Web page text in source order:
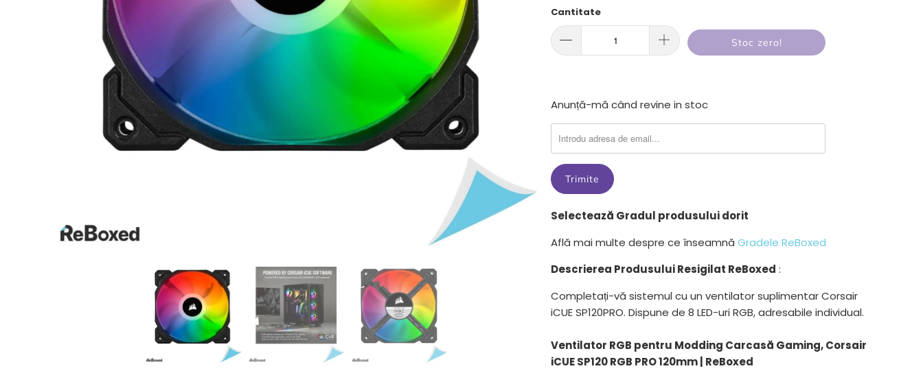
Cantitate
Stoc zero!
Anunta-
cand
produsul
{{
product
devine
{{
}}:
Anunță-mă când revine in stoc
Selectează Gradul produsului dorit
Află mai multe despre ce înseamnă Gradele ReBoxed
Descrierea Produsului Resigilat ReBoxed :
Completați-vă sistemul cu un ventilator suplimentar Corsair
iCUE SP120PRO. Dispune de 8 LED-uri RGB, adresabile individual.
Ventilator RGB pentru Modding Carcasă Gaming, Corsair
iCUE SP120 RGB PRO 120mm | ReBoxed